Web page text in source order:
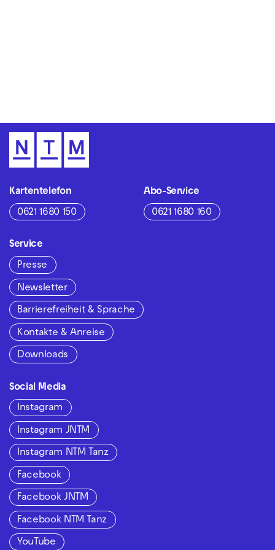
Kartentelefon
0621 1680 150
Abo-Service
0621 1680 160
Service
Presse
Newsletter
Barrierefreiheit & Sprache
Kontakte & Anreise
Downloads
Social Media
Instagram
Instagram JNTM
Instagram NTM Tanz
Facebook
Facebook JNTM
Facebook NTM Tanz
YouTube